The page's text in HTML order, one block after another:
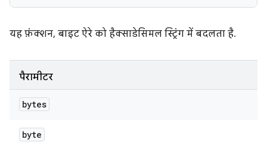
यह फ़ंक्शन, बाइट ऐरे को हैक्साडेसिमल स्ट्रिंग में बदलता है.
पैरामीटर
bytes
byte